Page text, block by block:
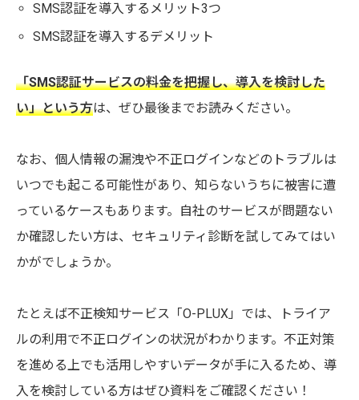
SMS認証を導入するメリット3つ
SMS認証を導入するデメリット
「SMS認証サービスの料金を把握し、導入を検討した
い」という方は、ぜひ最後までお読みください。
なお、個人情報の漏洩や不正ログインなどのトラブルは
いつでも起こる可能性があり、知らないうちに被害に遭
っているケースもあります。自社のサービスが問題ない
か確認したい方は、セキュリティ診断を試してみてはい
かがでしょうか。
たとえば不正検知サービス「O-PLUX」では、トライア
ルの利用で不正ログインの状況がわかります。不正対策
を進める上でも活用しやすいデータが手に入るため、導
入を検討している方はぜひ資料をご確認ください！